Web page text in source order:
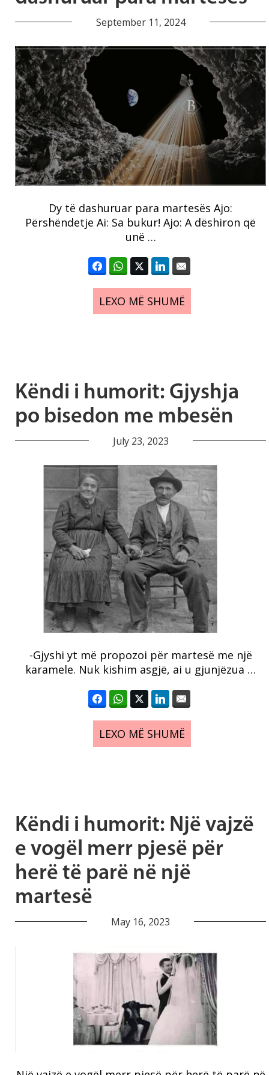
September 11, 2024
Dy të dashuruar para martesës Ajo:
Përshëndetje Ai: Sa bukur! Ajo: A dëshiron që
unë …
LEXO MË SHUMË
Këndi i humorit: Gjyshja
po bisedon me mbesën
July 23, 2023
-Gjyshi yt më propozoi për martesë me një
karamele. Nuk kishim asgjë, ai u gjunjëzua …
LEXO MË SHUMË
Këndi i humorit: Një vajzë
e vogël merr pjesë për
herë të parë në një
martesë
May 16, 2023